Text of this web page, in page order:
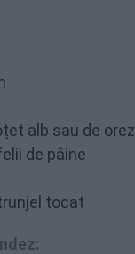
alb sau de orez
de pâine
tocat